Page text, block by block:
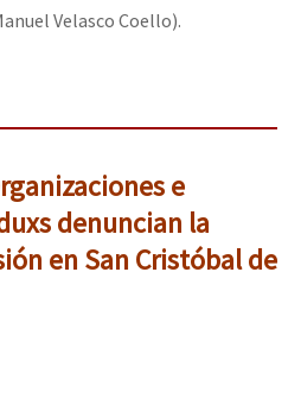
Velasco Coello).
e
denuncian la
en San Cristóbal de